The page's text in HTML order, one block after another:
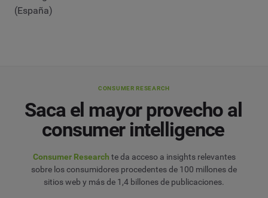
(España)
CONSUMER RESEARCH
Saca el mayor provecho al
consumer intelligence
Consumer Research te da acceso a insights relevantes
sobre los consumidores procedentes de 100 millones de
sitios web y más de 1,4 billones de publicaciones.